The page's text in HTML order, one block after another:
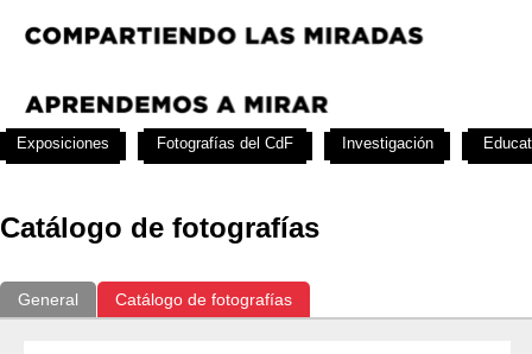
Catálogo de fotografías
General Catálogo de fotografías
Exposiciones Fotografías del CdF Investigación